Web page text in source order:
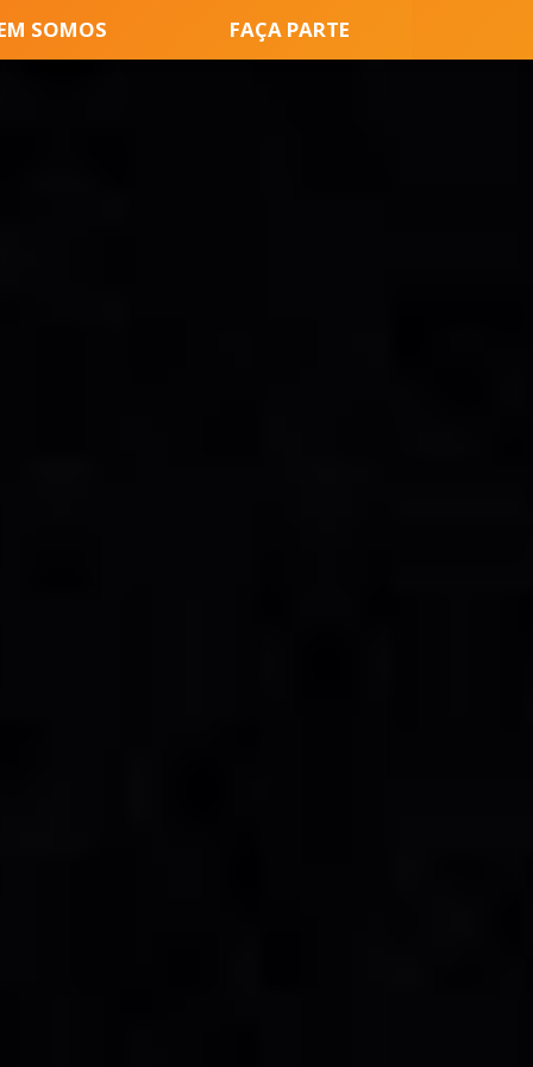
SOMOS FAÇA PARTE